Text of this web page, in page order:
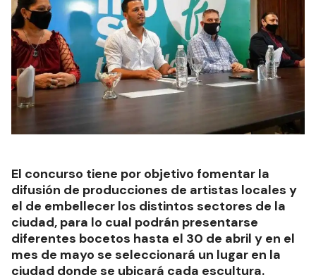
El concurso tiene por objetivo fomentar la
difusión de producciones de artistas locales y
el de embellecer los distintos sectores de la
ciudad, para lo cual podrán presentarse
diferentes bocetos hasta el 30 de abril y en el
mes de mayo se seleccionará un lugar en la
ciudad donde se ubicará cada escultura.